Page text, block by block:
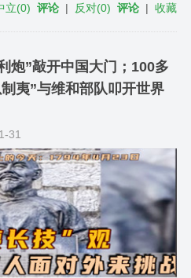
立(0) 评论 | 反对(0) 评论 |收藏
炮”敲开中国大门；100多
夷”与维和部队叩开世界
31